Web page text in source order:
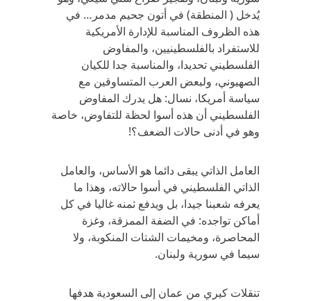
يُدخل ( المنطقة) في أتون جحيم مدمر… في
هذه الظروف المناسبة للإدارة الأمريكية
للاستفراد بالفلسطينيين، والمفاوض
الفلسطيني تحديدا، والمناسبة جدا للكيان
الصهيوني، ولبعض العرب المتساوقين مع
سياسة أمريكا، نسال: هل يدرك المفاوض
الفلسطيني أن هذه أسوا لحظة للتفاوض، خاصة
وهو في أدنى حالات الضعف؟!
العامل الذاتي يبقى دائما هو الأساس، والعامل
الذاتي الفلسطيني في أسوا حالاته، وهذا ما
يعرفه شعبنا جيدا، بل ويدفع ثمنه غاليا في كل
أماكن تواجده: في الضفة الممزقة، وغزة
المحاصرة، ومخيمات الشتات المنكوبة، ولا
سيما في سورية ولبنان.
تنقلات كيري من عمان إلى السعودية هدفها